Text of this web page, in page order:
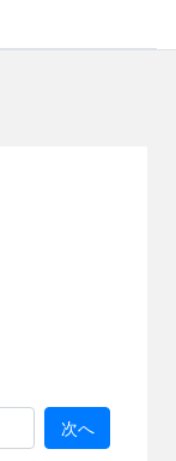
次へ